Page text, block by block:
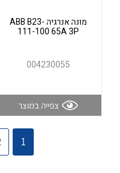
לכל מוצרי היצרן
לכל מוצרי היצרן
מונה אנרגיה ABB B23-
111-100 65A 3P
004230055
צפייה במוצר
1